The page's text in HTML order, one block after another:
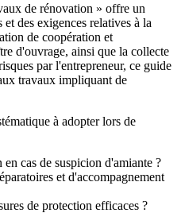
de rénovation » offre un
des exigences relatives à la
de coopération et
d'ouvrage, ainsi que la collecte
par l'entrepreneur, ce guide
travaux impliquant de
à adopter lors de
cas de suspicion d'amiante ?
et d'accompagnement
de protection efficaces ?